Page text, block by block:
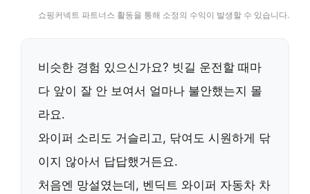
쇼핑커넥트 파트너스 활동을 통해 소정의 수익이 발생할 수 있습니다.
비슷한 경험 있으신가요? 빗길 운전할 때마
다 앞이 잘 안 보여서 얼마나 불안했는지 몰
라요.
와이퍼 소리도 거슬리고, 닦여도 시원하게 닦
이지 않아서 답답했거든요.
처음엔 망설였는데, 벤딕트 와이퍼 자동차 차